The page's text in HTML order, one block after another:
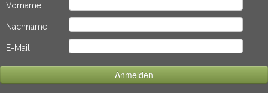
Vorname
Nachname
E-Mail